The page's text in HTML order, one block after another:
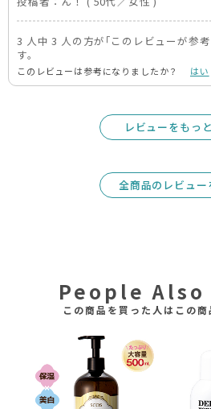
3 人中 3 人の方が｢このレビューが参
す。
このレビューは参考になりましたか？ はい
レビューをもっ
全商品のレビュー
People
この商品を買った人はこの